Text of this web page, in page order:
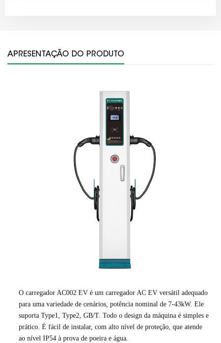
APRESENTAÇÃO DO PRODUTO
O carregador AC002 EV é um carregador AC EV versátil adequado
para uma variedade de cenários, potência nominal de 7-43kW. Ele
suporta Type1, Type2, GB/T. Todo o design da máquina é simples e
prático. É fácil de instalar, com alto nível de proteção, que atende
ao nível IP54 à prova de poeira e água.